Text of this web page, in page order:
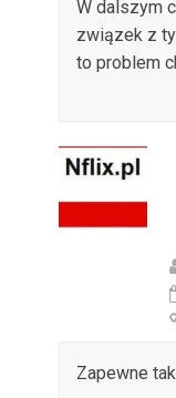
W dalszym
związek z
to problem
Zapewne